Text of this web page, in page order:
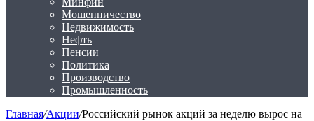
Мошенничество
Недвижимость
Нефть
Пенсии
Политика
Производство
Промышленность
Главная/Акции/Российский рынок акций за неделю вырос на